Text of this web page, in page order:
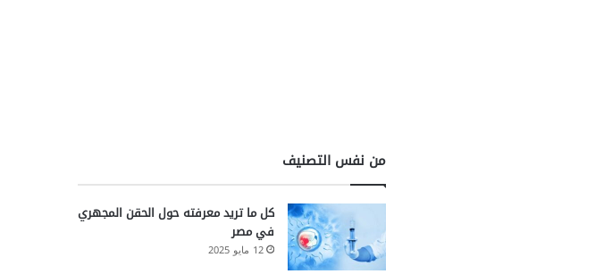
من نفس التصنيف
كل ما تريد معرفته حول الحقن المجهري
في مصر
12 مايو 2025